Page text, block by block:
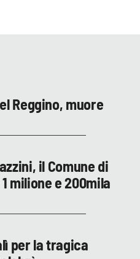
Reggino, muore
il Comune di
milione e 200mila
per la tragica